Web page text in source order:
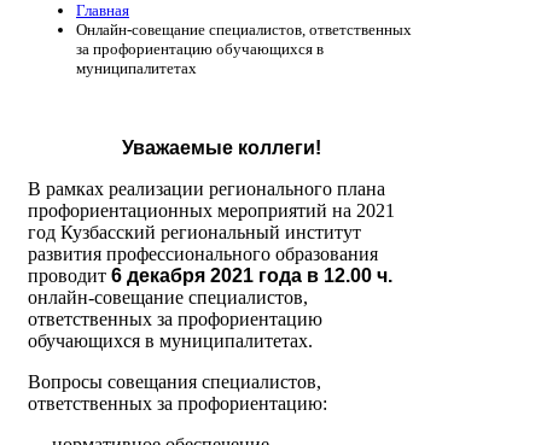
Главная
Онлайн-совещание специалистов, ответственных
за профориентацию обучающихся в
муниципалитетах
Уважаемые коллеги!
В рамках реализации регионального плана
профориентационных мероприятий на 2021
год Кузбасский региональный институт
развития профессионального образования
проводит 6 декабря 2021 года в 12.00 ч.
онлайн-совещание специалистов,
ответственных за профориентацию
обучающихся в муниципалитетах.
Вопросы совещания специалистов,
ответственных за профориентацию: